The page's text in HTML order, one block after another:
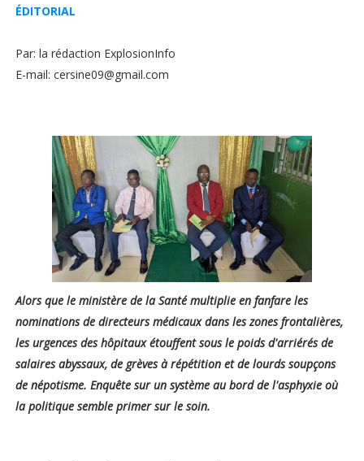
ÉDITORIAL
Par: la rédaction ExplosionInfo
E-mail: cersine09@gmail.com
Alors que le ministère de la Santé multiplie en fanfare les
nominations de directeurs médicaux dans les zones frontalières,
les urgences des hôpitaux étouffent sous le poids d'arriérés de
salaires abyssaux, de grèves à répétition et de lourds soupçons
de népotisme. Enquête sur un système au bord de l'asphyxie où
la politique semble primer sur le soin.